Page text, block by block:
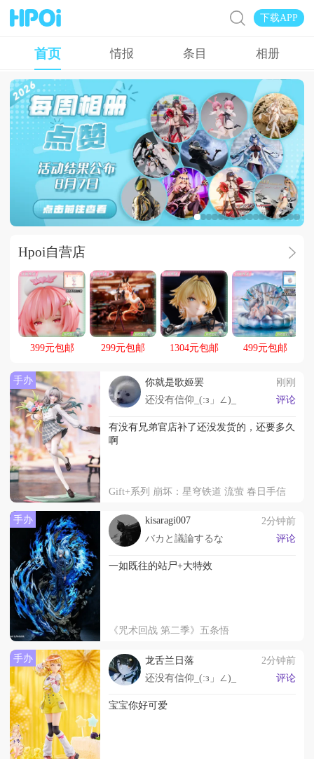
下载APP
首页 情报 条目 相册
Hpoi常驻周活
动，起航！！
Hpoi自营店
399元包邮 299元包邮 1304元包邮 499元包邮
手办 你就是歌姬罢
刚刚
还没有信仰_(:з」∠)_
评论
有没有兄弟官店补了还没发货的，还要多久
啊
Gift+系列 崩坏：星穹铁道 流萤 春日手信
手办 kisaragi007
2分钟前
バカと議論するな
评论
一如既往的站尸+大特效
《咒术回战 第二季》五条悟
手办 龙舌兰日落
2分钟前
还没有信仰_(:з」∠)_
评论
宝宝你好可爱